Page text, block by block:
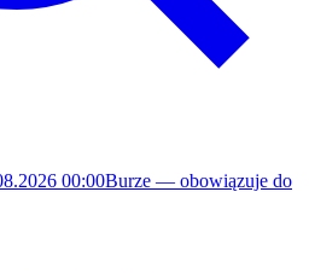
00:00Burze — obowiązuje do